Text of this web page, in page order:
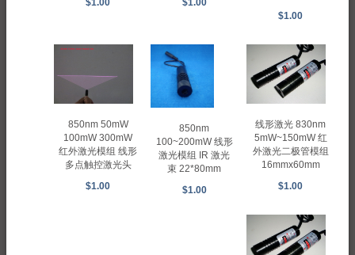
$1.00
$1.00
$1.00
850nm 50mW
100mW 300mW
红外激光模组 线形
多点触控激光头
$1.00
850nm
100~200mW 线形
激光模组 IR 激光
束 22*80mm
$1.00
线形激光 830nm
5mW~150mW 红
外激光二极管模组
16mmx60mm
$1.00